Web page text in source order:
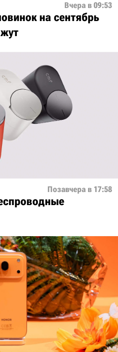
Вчера в 09:53
на сентябрь
Позавчера в 17:58